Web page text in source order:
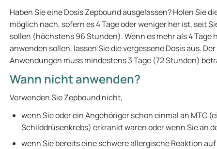
Haben Sie eine Dosis Zepbound ausgelassen? Holen Sie
möglich nach, sofern es 4 Tage oder weniger her ist, seit
sollen (höchstens 96 Stunden). Wenn es mehr als 4 Tage
anwenden sollen, lassen Sie die vergessene Dosis aus.
Anwendungen muss mindestens 3 Tage (72 Stunden)
Wann nicht anwenden?
Verwenden Sie Zepbound nicht,
wenn Sie oder ein Angehöriger schon einmal an MTC
Schilddrüsenkrebs) erkrankt waren oder wenn Sie an
wenn Sie bereits eine schwere allergische Reaktion